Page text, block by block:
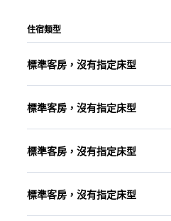
住宿類型
標準客房，沒有指定床型
標準客房，沒有指定床型
標準客房，沒有指定床型
標準客房，沒有指定床型